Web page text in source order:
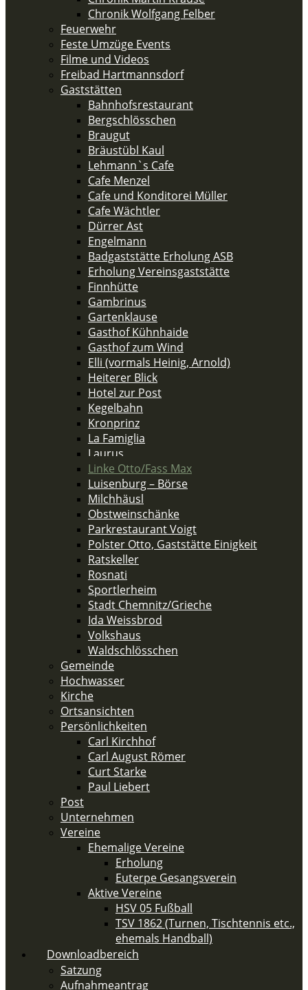
Chronik Wolfgang Felber
Feuerwehr
Feste Umzüge Events
Filme und Videos
Freibad Hartmannsdorf
Gaststätten
Bahnhofsrestaurant
Bergschlösschen
Braugut
Bräustübl Kaul
Lehmann`s Cafe
Cafe Menzel
Cafe und Konditorei Müller
Cafe Wächtler
Dürrer Ast
Engelmann
Badgaststätte Erholung ASB
Erholung Vereinsgaststätte
Finnhütte
Gambrinus
Gartenklause
Gasthof Kühnhaide
Gasthof zum Wind
Elli (vormals Heinig, Arnold)
Heiterer Blick
Hotel zur Post
Kegelbahn
Kronprinz
La Famiglia
Laurus
Linke Otto/Fass Max
Luisenburg – Börse
Milchhäusl
Obstweinschänke
Parkrestaurant Voigt
Polster Otto, Gaststätte Einigkeit
Ratskeller
Rosnati
Sportlerheim
Stadt Chemnitz/Grieche
Ida Weissbrod
Volkshaus
Waldschlösschen
Gemeinde
Hochwasser
Kirche
Ortsansichten
Persönlichkeiten
Carl Kirchhof
Carl August Römer
Curt Starke
Paul Liebert
Post
Unternehmen
Vereine
Ehemalige Vereine
Erholung
Euterpe Gesangsverein
Aktive Vereine
HSV 05 Fußball
TSV 1862 (Turnen, Tischtennis etc.,
ehemals Handball)
Downloadbereich
Satzung
Aufnahmeantrag